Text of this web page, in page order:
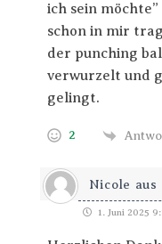
ich sein
schon in mir
der punching
verwurzelt und
gelingt.
2
Nicole aus
1. Juni 2025